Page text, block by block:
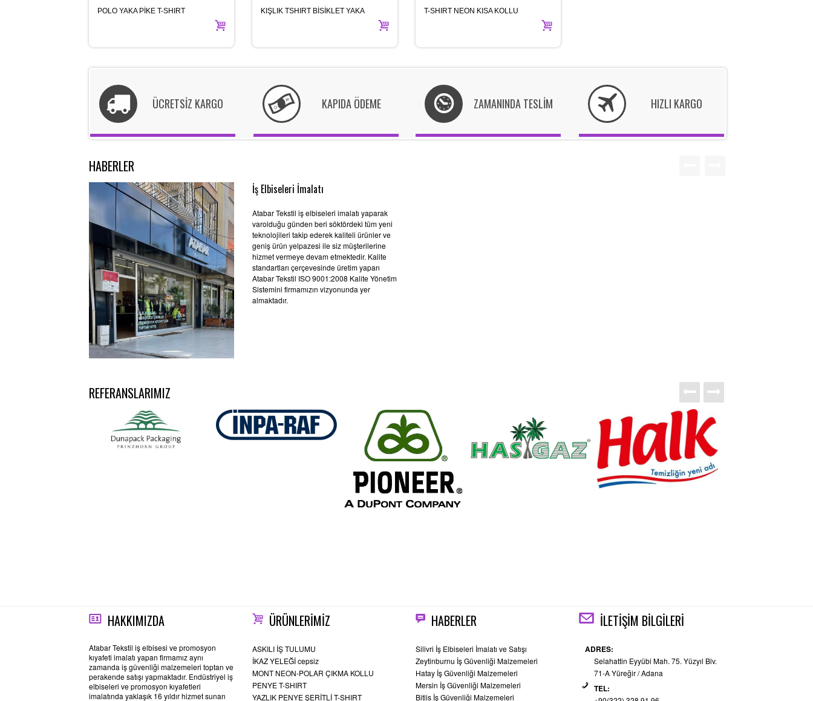
POLO YAKA PİKE T-SHIRT KIŞLIK TSHIRT BİSİKLET YAKA T-SHIRT NEON KISA KOLLU
ÜCRETSİZ KARGO KAPIDA ÖDEME ZAMANINDA TESLİM HIZLI KARGO
HABERLER
İş Elbiseleri İmalatı
Atabar Tekstil iş elbiseleri imalatı yaparak
varolduğu günden beri söktördeki tüm yeni
teknolojileri takip ederek kaliteli ürünler ve
geniş ürün yelpazesi ile siz müşterilerine
hizmet vermeye devam etmektedir. Kalite
standartları çerçevesinde üretim yapan
Atabar Tekstil ISO 9001:2008 Kalite Yönetim
Sistemini firmamızın vizyonunda yer
almaktadır.
REFERANSLARIMIZ
HAKKIMIZDA
Atabar Tekstil iş elbisesi ve promosyon
kıyafeti imalatı yapan firmamız aynı
zamanda iş güvenliği malzemeleri toptan ve
perakende satışı yapmaktadır. Endüstriyel iş
elbiseleri ve promosyon kıyafetleri
imalatında yaklaşık 16 yıldır hizmet sunan
ÜRÜNLERİMİZ
ASKILI İŞ TULUMU
İKAZ YELEĞİ cepsiz
MONT NEON-POLAR ÇIKMA KOLLU
PENYE T-SHIRT
YAZLIK PENYE ŞERİTLİ T-SHIRT
HABERLER
Silivri İş Elbiseleri İmalatı ve Satışı
Zeytinburnu İş Güvenliği Malzemeleri
Hatay İş Güvenliği Malzemeleri
Mersin İş Güvenliği Malzemeleri
Bitlis İş Güvenliği Malzemeleri
İLETİŞİM BİLGİLERİ
ADRES:
Selahattin Eyyübi Mah. 75. Yüzyıl Blv.
71-A Yüreğir / Adana
TEL: